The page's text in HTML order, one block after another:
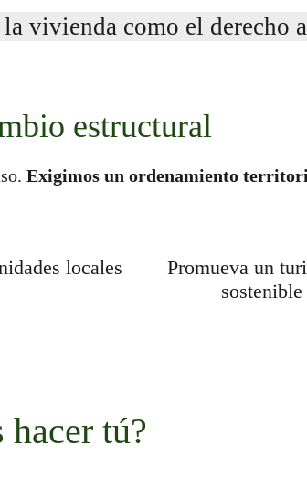
vivienda como el derecho
estructural
Exigimos un ordenamiento
locales
Promueva un
hacer tú?